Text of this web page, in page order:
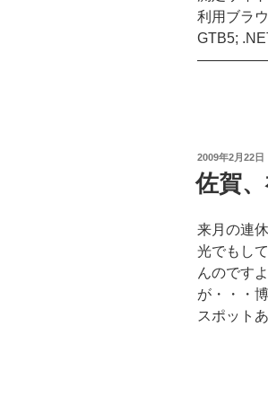
利用ブラ
GTB5;
投
稿
日:
2009年2月22日
佐賀
来月の連
光でもし
んのです
が・・・
スポット